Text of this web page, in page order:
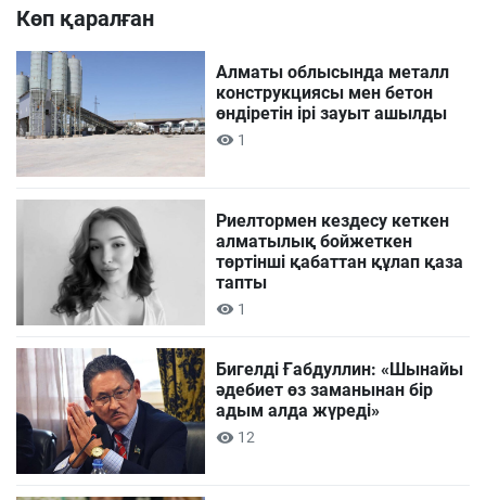
Көп қаралған
Алматы облысында металл
конструкциясы мен бетон
өндіретін ірі зауыт ашылды
1
Риелтормен кездесу кеткен
алматылық бойжеткен
төртінші қабаттан құлап қаза
тапты
1
Бигелді Ғабдуллин: «Шынайы
әдебиет өз заманынан бір
адым алда жүреді»
12